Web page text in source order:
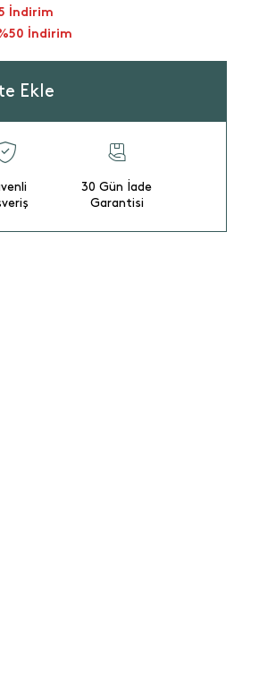
İndirim
İndirim
Ekle
30 Gün İade
Garantisi